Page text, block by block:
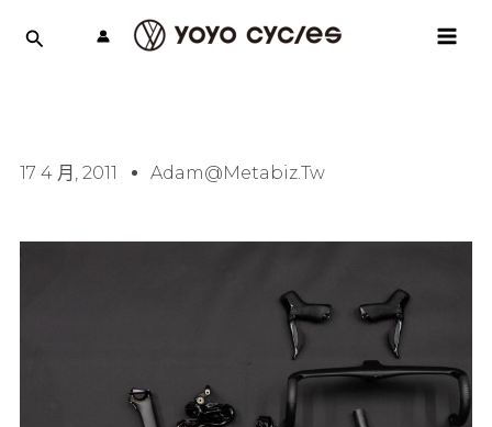
17 4 月, 2011 Adam@metabiz.tw